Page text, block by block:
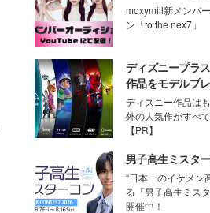
moxymill新メンバ
ン「to the nex7」
ディズニープラ
作品をモデルプ
ディズニー作品は
外の人気作がすべ
【PR】
男子高生ミスタ
“日本一のイケメン
る「男子高生ミス
開催中！